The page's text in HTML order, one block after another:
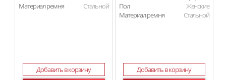
Материал ремня
Стальной
Добавить в корзину
Пол
Женские
Материал ремня
Стальной
Добавить в корзину